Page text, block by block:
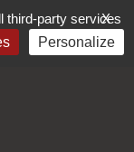
X
third-party services
Personalize